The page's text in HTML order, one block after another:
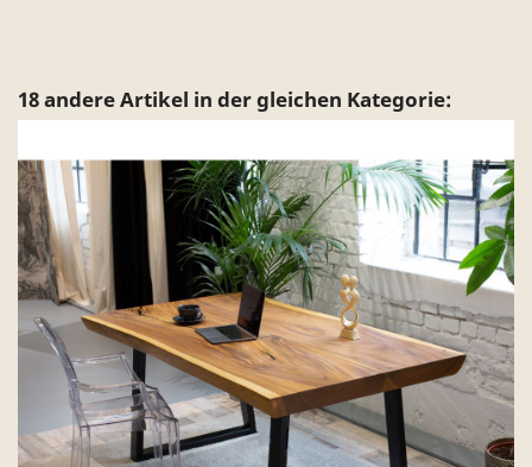
18 andere Artikel in der gleichen Kategorie: